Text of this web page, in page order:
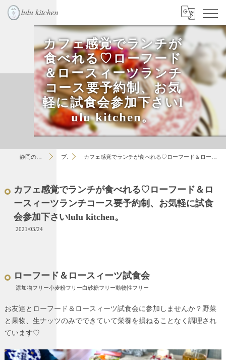
カフェ感覚でランチが
食べれる♡ローフード
＆ロースィーツランチ
コース要予約制、お気
軽に試食会参加下さいl
ulu kitchen。
静岡のお菓子教室はlulu ブログ カフェ感覚でランチが食べれる♡ローフード＆ロースィーツランチコース要予約制、お気軽に試食会参加下さいlulu kitchen。
カフェ感覚でランチが食べれる♡ローフード＆ロ
ースィーツランチコース要予約制、お気軽に試食
会参加下さいlulu kitchen。
2021/03/24
ローフード＆ロースィーツ試食会
添加物フリー小麦粉フリー白砂糖フリー動物性フリー
お友達とローフード＆ロースィーツ試食会に参加しませんか？野菜
と果物、生ナッツのみでできていて栄養を損ねることなく調理され
ています♡